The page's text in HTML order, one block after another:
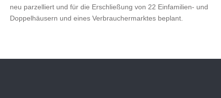
neu parzelliert und für die Erschließung von 22 Einfamilien- und
Doppelhäusern und eines Verbrauchermarktes beplant.